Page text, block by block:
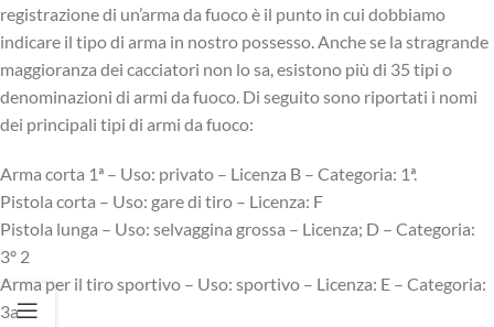
registrazione di un’arma da fuoco è il punto in cui dobbiamo
indicare il tipo di arma in nostro possesso. Anche se la stragrande
maggioranza dei cacciatori non lo sa, esistono più di 35 tipi o
denominazioni di armi da fuoco. Di seguito sono riportati i nomi
dei principali tipi di armi da fuoco:
Arma corta 1ª – Uso: privato – Licenza B – Categoria: 1ª.
Pistola corta – Uso: gare di tiro – Licenza: F
Pistola lunga – Uso: selvaggina grossa – Licenza; D – Categoria:
3º 2
Arma per il tiro sportivo – Uso: sportivo – Licenza: E – Categoria:
3a